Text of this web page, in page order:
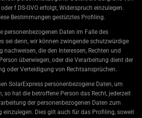
f DS-GVO erfolgt, Widerspruch einzulegen.
Bestimmungen gestütztes Profiling.
personenbezogenen Daten im Falle des
sei denn, wir können zwingende schutzwürdige
nachweisen, die den Interessen, Rechten und
überwiegen, oder die Verarbeitung dient der
oder Verteidigung von Rechtsansprüchen.
SolarExpress personenbezogene Daten, um
so hat die betroffene Person das Recht, jederzeit
der personenbezogenen Daten zum
einzulegen. Dies gilt auch für das Profiling, soweit